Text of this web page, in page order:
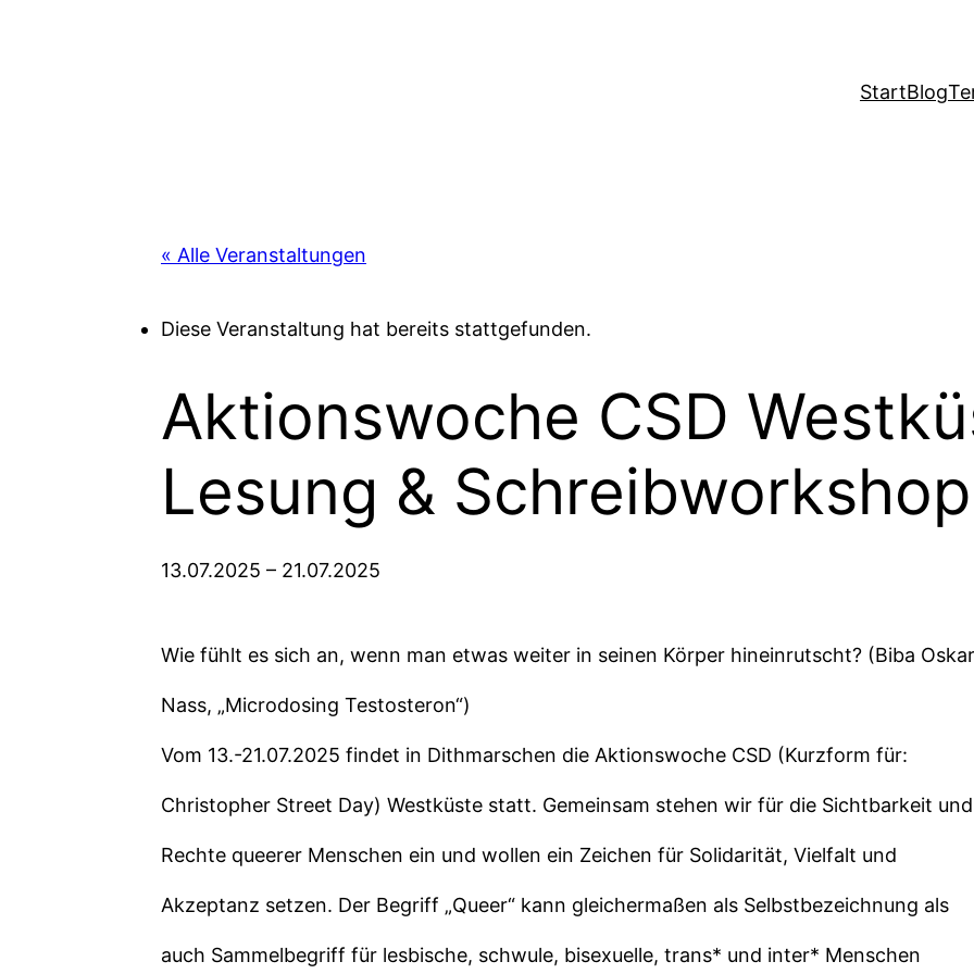
StartBlog
« Alle Veranstaltungen
Diese Veranstaltung hat bereits stattgefunden.
Aktionswoche CSD
Lesung &
13.07.2025 – 21.07.2025
Wie fühlt es sich an, wenn man etwas weiter in seinen Körper hineinrutscht? (Biba Oskar
Nass, „Microdosing Testosteron“)
Vom 13.-21.07.2025 findet in Dithmarschen die Aktionswoche CSD (Kurzform für:
Christopher Street Day) Westküste statt. Gemeinsam stehen wir für die Sichtbarkeit und
Rechte queerer Menschen ein und wollen ein Zeichen für Solidarität, Vielfalt und
Akzeptanz setzen. Der Begriff „Queer“ kann gleichermaßen als Selbstbezeichnung als
auch Sammelbegriff für lesbische, schwule, bisexuelle, trans* und inter* Menschen